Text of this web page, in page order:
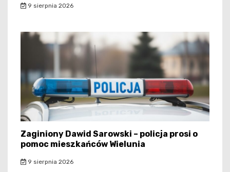
9 sierpnia 2026
Zaginiony Dawid Sarowski – policja prosi o
pomoc mieszkańców Wielunia
9 sierpnia 2026